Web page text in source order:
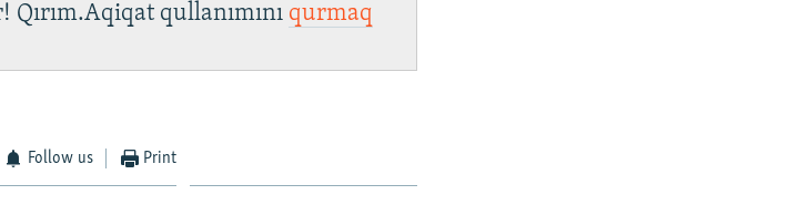
Qırım.Aqiqat qullanımını qurmaq
Follow us Print